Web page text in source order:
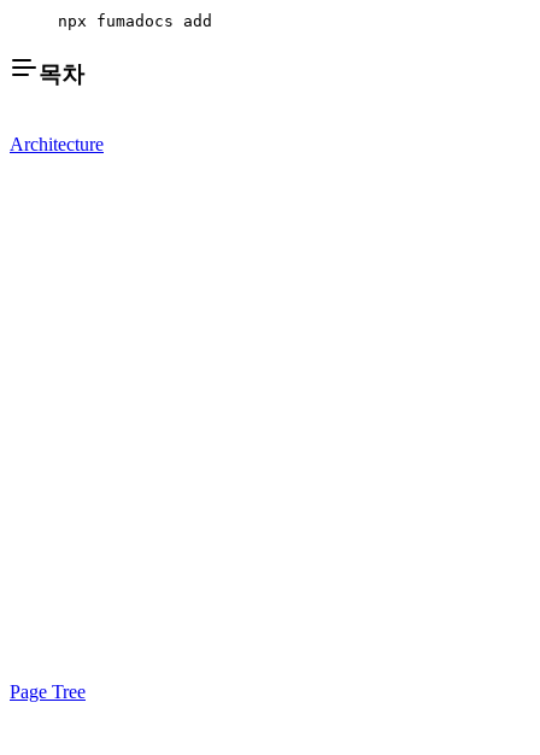
npx fumadocs add
목차
Architecture
Page Tree